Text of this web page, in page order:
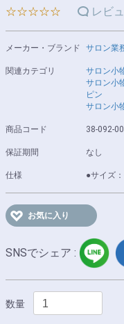
☆☆☆☆☆ レビ
メーカー・ブランド サロン業
関連カテゴリ サロン小
サロン小
ピン
サロン小
商品コード 38-092-
保証期間 なし
仕様 ●サイズ
お気に入り
SNSでシェア :
数量